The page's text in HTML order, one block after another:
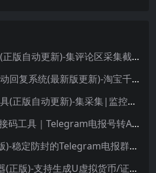
抖音综合引流工具(正版自动更新)-集评论区采集截留|直播间采集|监控新评论|关注|评论|私信|点赞|截留养号为一体的抖音综合营销获客工具
轻简客服多平台自动回复系统(最新版更新)-淘宝千牛/抖音小红书/微信QQ等电商/自媒体AI客服机器人自动回复系统
小红书综合引流工具(正版自动更新)-集采集|监控|关注|评论|点赞|截留养号为一体的小红书综合营销获客工具
TG号转换API网页接码工具｜Telegram电报号转API链接快速接码登录更稳定
猎鹰TG群发器(正版)-稳定防封的Telegram电报群发协议软件
雷电P图转账生成器(正版)-支持生成U虚拟货币/证件/银行/微信/支付宝高清图